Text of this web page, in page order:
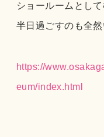
ショールームとし
半日過ごすのも全
https://
eum/index.html